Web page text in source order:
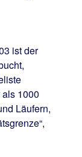
ist der
1000
Läufern,